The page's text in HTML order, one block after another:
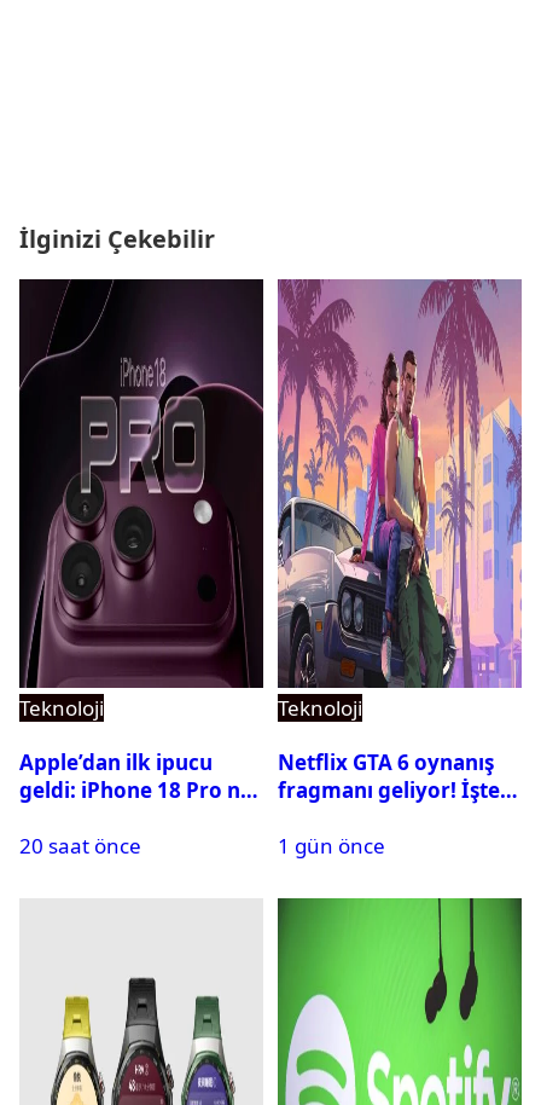
İlginizi Çekebilir
Teknoloji
Apple’dan ilk ipucu
geldi: iPhone 18 Pro ne
20 saat önce
Teknoloji
Netflix GTA 6 oynanış
fragmanı geliyor! İşte
1 gün önce